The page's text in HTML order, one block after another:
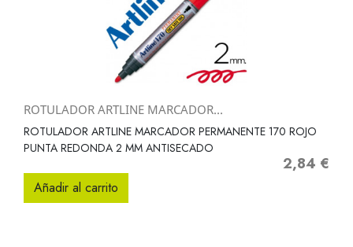
ROTULADOR ARTLINE MARCADOR...
ROTULADOR ARTLINE MARCADOR PERMANENTE 170 ROJO
PUNTA REDONDA 2 MM ANTISECADO
Precio
2,84 €
Añadir al carrito